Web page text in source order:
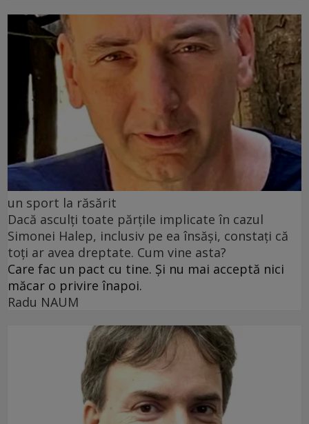
un sport la răsărit
Dacă asculți toate părțile implicate în cazul
Simonei Halep, inclusiv pe ea însăși, constați că
toți ar avea dreptate. Cum vine asta?
Care fac un pact cu tine. Și nu mai acceptă nici
măcar o privire înapoi.
Radu NAUM